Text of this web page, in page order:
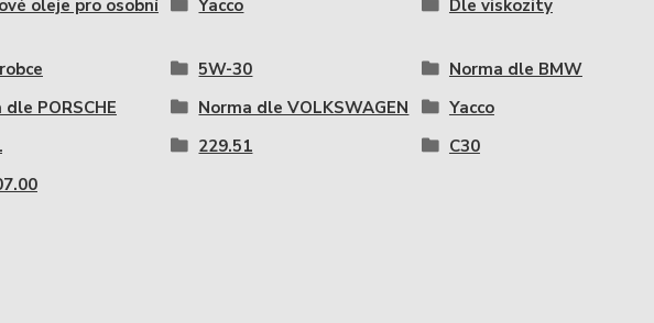
oleje pro osobní
Yacco Dle viskozity
5W-30 Norma dle BMW
dle PORSCHE
Norma dle VOLKSWAGEN Yacco
229.51 C30